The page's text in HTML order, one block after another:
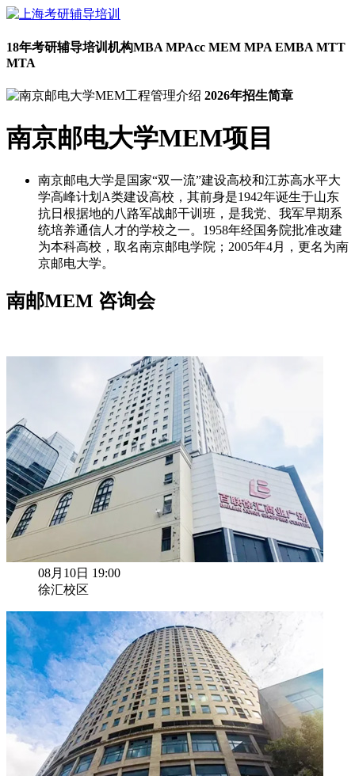
18年考研辅导培训机构MBA MPAcc MEM MPA EMBA MTT
MTA
2026年招生简章
南京邮电大学MEM项目
南京邮电大学是国家“双一流”建设高校和江苏高水平大
学高峰计划A类建设高校，其前身是1942年诞生于山东
抗日根据地的八路军战邮干训班，是我党、我军早期系
统培养通信人才的学校之一。1958年经国务院批准改建
为本科高校，取名南京邮电学院；2005年4月，更名为南
京邮电大学。
南邮MEM 咨询会
08月10日 19:00
徐汇校区